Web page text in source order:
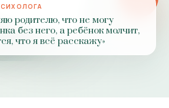
родителю, что не могу
без него, а ребёнок молчит,
что я всё расскажу»